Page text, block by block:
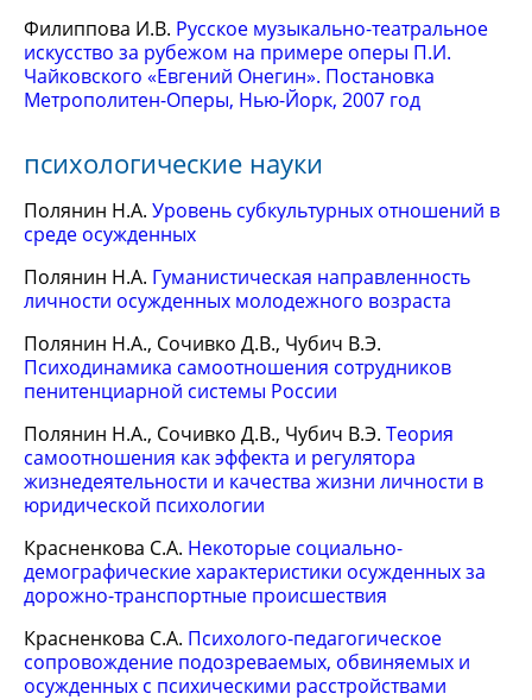
Филиппова И.В. Русское музыкально-театральное
искусство за рубежом на примере оперы П.И.
Чайковского «Евгений Онегин». Постановка
Метрополитен-Оперы, Нью-Йорк, 2007 год
психологические науки
Полянин Н.А. Уровень субкультурных отношений в
среде осужденных
Полянин Н.А. Гуманистическая направленность
личности осужденных молодежного возраста
Полянин Н.А., Сочивко Д.В., Чубич В.Э.
Психодинамика самоотношения сотрудников
пенитенциарной системы России
Полянин Н.А., Сочивко Д.В., Чубич В.Э. Теория
самоотношения как эффекта и регулятора
жизнедеятельности и качества жизни личности в
юридической психологии
Красненкова С.А. Некоторые социально-
демографические характеристики осужденных за
дорожно-транспортные происшествия
Красненкова С.А. Психолого-педагогическое
сопровождение подозреваемых, обвиняемых и
осужденных с психическими расстройствами